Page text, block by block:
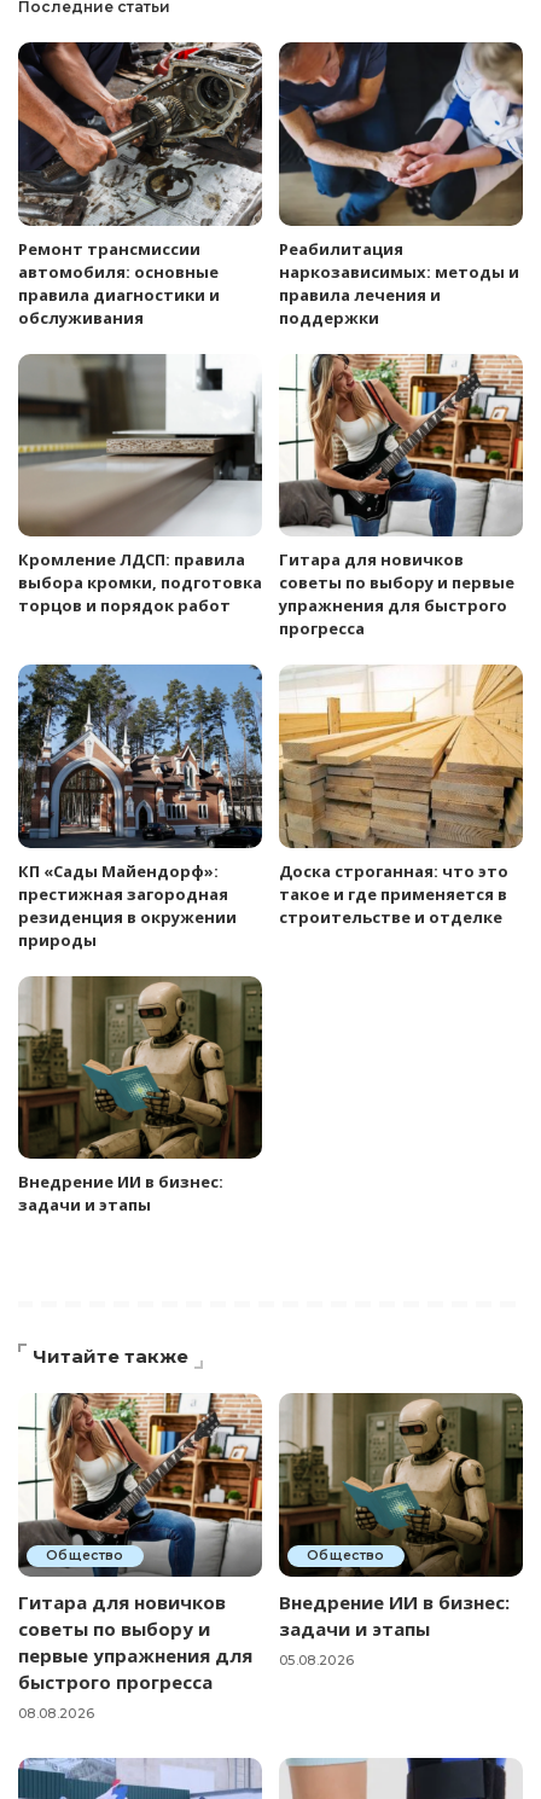
Последние статьи
Ремонт трансмиссии
автомобиля: основные
правила диагностики и
обслуживания
Реабилитация
наркозависимых: методы и
правила лечения и
поддержки
Кромление ЛДСП: правила
выбора кромки, подготовка
торцов и порядок работ
Гитара для новичков
советы по выбору и первые
упражнения для быстрого
прогресса
КП «Сады Майендорф»:
престижная загородная
резиденция в окружении
природы
Доска строганная: что это
такое и где применяется в
строительстве и отделке
Внедрение ИИ в бизнес:
задачи и этапы
Читайте также
Общество
Гитара для новичков
советы по выбору и
первые упражнения для
быстрого прогресса
08.08.2026
Общество
Внедрение ИИ в бизнес:
задачи и этапы
05.08.2026